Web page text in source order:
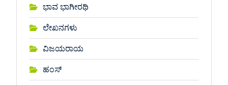
ಭಾವ ಭಾಗೀರಥಿ
ಲೇಖನಗಳು
ವಿಜಯರಾಯ
ಹಂಸ್